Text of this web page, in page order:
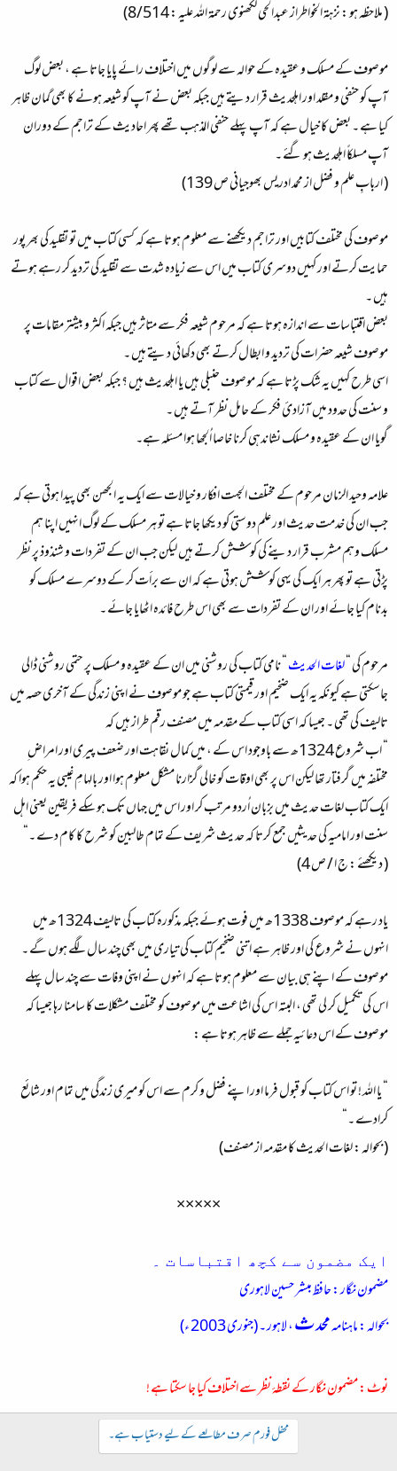
( ملاحظہ ہو : نزہۃ الخواطراز عبدالحی لکھنوی رحمۃ اللہ علیہ : 8/514)
موصوف کے مسلک و عقیدہ کے حوالہ سے لوگوں میں اختلاف رائے پایا جاتا ہے ، بعض لوگ
آپ کو حنفی و مقلد اور اہلحدیث قرار دیتے ہیں جبکہ بعض نے آپ کو شیعہ ہونے کا بھی گمان ظاہر
کیا ہے ۔ بعض کا خیال ہے کہ آپ پہلے حنفی المذہب تھے پھر احادیث کے تراجم کے دوران
آپ مسلکاً اہلحدیث ہو گئے ۔
( اربابِ علم و فضل از محمد ادریس بھوجیانی ص 139)
موصوف کی مختلف کتابیں اور تراجم دیکھنے سے معلوم ہوتا ہے کہ کسی کتاب میں تو تقلید کی بھر پور
حمایت کرتے اور کہیں دوسری کتاب میں اس سے زیادہ شدت سے تقلید کی تردید کر رہے ہوتے
ہیں ۔
بعض اقتباسات سے اندازہ ہوتا ہے کہ مرحوم شیعہ فکر سے متاثر ہیں جبکہ اکثر و بیشتر مقامات پر
موصوف شیعہ حضرات کی تردید و ابطال کرتے بھی دکھائی دیتے ہیں ۔
اسی طرح کہیں یہ شک پڑتا ہے کہ موصوف حنبلی ہیں یا اہلحدیث ہیں ؟ جبکہ بعض اقوال سے کتاب
و سنت کی حدود میں آزادیٴ فکر کے حامل نظر آتے ہیں ۔
گویا ان کے عقیدہ و مسلک نشاندہی کرنا خاصا اُلجھا ہوا مسئلہ ہے۔
علامہ وحید الزمان مرحوم کے مختلف الجہت افکار و خیالات سے ایک یہ الجھن بھی پیدا ہوتی ہے کہ
جب ان کی خدمت حدیث اور علم دوستی کو دیکھا جاتا ہے تو ہر مسلک کے لوگ انہیں اپنا ہم
مسلک وہم مشرب قرار دینے کی کوشش کرتے ہیں لیکن جب ان کے تفردات و شنذوذ پر نظر
پڑتی ہے تو پھر ہر ایک کی یہی کوشش ہوتی ہے کہ ان سے براٴت کر کے دوسرے مسلک کو
بدنام کیا جائے اور ان کے تفردات سے بھی اس طرح فائدہ اٹھایا جائے ۔
مرحوم کی “لغات الحدیث“ نامی کتاب کی روشنی میں ان کے عقیدہ و مسلک پر حتمی روشنی ڈالی
جاسکتی ہے کیونکہ یہ ایک ضخیم اور قیمتی کتاب ہے جو موصوف نے اپنی زندگی کے آخری حصہ میں
تالیف کی تھی ۔ جیسا کہ اسی کتاب کے مقدمہ میں مصنف رقم طراز ہیں کہ
“ اب شروع 1324ھ سے باوجود اس کے ، میں کمال نقاہت اور ضعف پیری اور امراض ِ
مختلفہ میں گرفتار تھا لیکن اس پر بھی اوقات کو خالی گزارنا مشکل معلوم ہوا اور بالہامِ غیبی یہ حکم ہوا کہ
ایک کتاب لغات حدیث میں بزبان اُردو مرتب کر اور اس میں جہاں تک ہو سکے فریقین یعنی اہل
سنت اور امامیہ کی حدیثیں جمع کرتا کہ حدیث شریف کے تمام طالبین کو شرح کا کام دے ۔“
( دیکھئے : ج ا / ص 4)
یاد رہے کہ موصوف 1338ھ میں فوت ہوئے جبکہ مذکورہ کتاب کی تالیف 1324ھ میں
انہوں نے شروع کی اور ظاہر ہے اتنی ضخیم کتاب کی تیاری میں بھی چند سال لگے ہوں گے ۔
موصوف کے اپنے ہی بیان سے معلوم ہوتا ہے کہ انہوں نے اپنی وفات سے چند سال پہلے
اس کی تکمیل کر لی تھی ، البتہ اس کی اشاعت میں موصوف کو مختلف مشکلات کا سامنا رہا جیسا کہ
موصوف کے اس دعائیہ جملے سے ظاہر ہوتا ہے :
“ یا اللہ ! تو اس کتاب کو قبول فرما اور اپنے فضل و کرم سے اس کو میری زندگی میں تمام اور شائع
کرادے ۔“
( بحوالہ : لغات الحدیث کا مقدمہ از مصنف)
×××××​
ایک مضمون سے کچھ اقتباسات ۔
مضمون نگار : حافظ مبشر حسین لاہوری
بحوالہ : ماہنامہمحدث، لاہور ۔ (جنوری 2003 ء)
نوٹ : مضمون نگار کے نقطہٴ نظر سے اختلاف کیا جا سکتا ہے !
محفل فورم صرف مطالعے کے لیے دستیاب ہے۔